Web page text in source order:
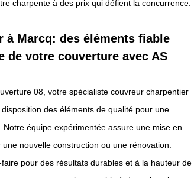
charpente à des prix qui défient la concurrence.
à Marcq: des éléments fiable
de votre couverture avec AS
08, votre spécialiste couvreur charpentier
des éléments de qualité pour une
équipe expérimentée assure une mise en
nouvelle construction ou une rénovation.
pour des résultats durables et à la hauteur de